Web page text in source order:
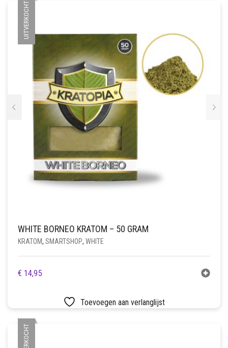
UITVERKOCHT
WHITE BORNEO KRATOM – 50 GRAM
KRATOM, SMARTSHOP, WHITE
€ 14,95
Toevoegen aan verlanglijst